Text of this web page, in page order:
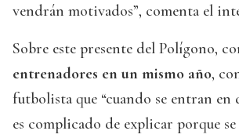
vendrán motivados”, comenta el
Sobre este presente del Polígono,
entrenadores en un mismo año,
futbolista que “cuando se entran en
es complicado de explicar porque